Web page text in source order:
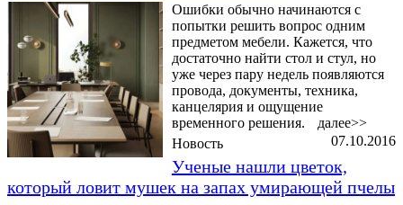
Ошибки обычно начинаются с
попытки решить вопрос одним
предметом мебели. Кажется, что
достаточно найти стол и стул, но
уже через пару недель появляются
провода, документы, техника,
канцелярия и ощущение
временного решения.
далее>>
07.10.2016
Новость
Ученые нашли цветок,
который ловит мушек на запах умирающей пчелы